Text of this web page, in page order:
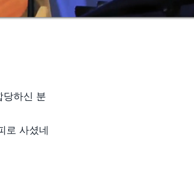
당하신 분
로 사셨네